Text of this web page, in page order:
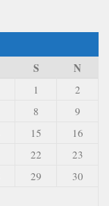
S N
1
2
8
9
15
16
22
23
29
30